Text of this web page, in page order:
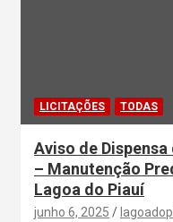
LICITAÇÕES TODAS
Aviso de
– Manutenção
Lagoa do Piauí
junho 6, 2025